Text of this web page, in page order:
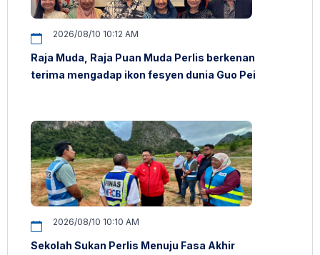
2026/08/10 10:12 AM
Raja Muda, Raja Puan Muda Perlis berkenan
terima mengadap ikon fesyen dunia Guo Pei
2026/08/10 10:10 AM
Sekolah Sukan Perlis Menuju Fasa Akhir